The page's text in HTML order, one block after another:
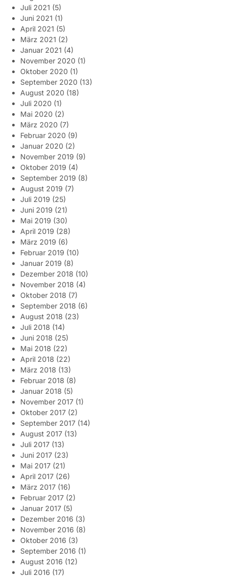
Juli 2021 (5)
Juni 2021 (1)
April 2021 (5)
März 2021 (2)
Januar 2021 (4)
November 2020 (1)
Oktober 2020 (1)
September 2020 (13)
August 2020 (18)
Juli 2020 (1)
Mai 2020 (2)
März 2020 (7)
Februar 2020 (9)
Januar 2020 (2)
November 2019 (9)
Oktober 2019 (4)
September 2019 (8)
August 2019 (7)
Juli 2019 (25)
Juni 2019 (21)
Mai 2019 (30)
April 2019 (28)
März 2019 (6)
Februar 2019 (10)
Januar 2019 (8)
Dezember 2018 (10)
November 2018 (4)
Oktober 2018 (7)
September 2018 (6)
August 2018 (23)
Juli 2018 (14)
Juni 2018 (25)
Mai 2018 (22)
April 2018 (22)
März 2018 (13)
Februar 2018 (8)
Januar 2018 (5)
November 2017 (1)
Oktober 2017 (2)
September 2017 (14)
August 2017 (13)
Juli 2017 (13)
Juni 2017 (23)
Mai 2017 (21)
April 2017 (26)
März 2017 (16)
Februar 2017 (2)
Januar 2017 (5)
Dezember 2016 (3)
November 2016 (8)
Oktober 2016 (3)
September 2016 (1)
August 2016 (12)
Juli 2016 (17)